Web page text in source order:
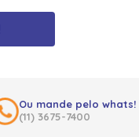
Ou mande pelo whats!
(11) 3675-7400